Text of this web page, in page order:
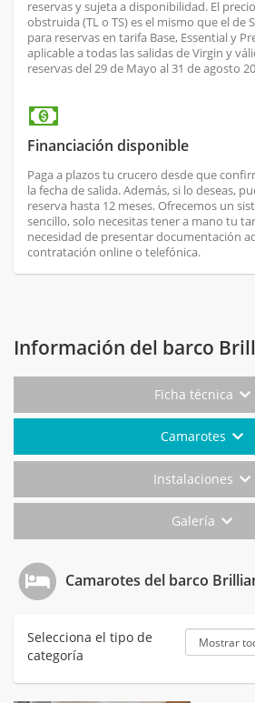
reservas y sujeta a disponibilidad. El
obstruida (TL o TS) es el mismo que el de
para reservas en tarifa Base, Essential y
aplicable a todas las salidas de Virgin y
reservas del 29 de Mayo al 31 de agosto
Financiación disponible
Paga a plazos tu crucero desde que
la fecha de salida. Además, si lo deseas,
reserva hasta 12 meses. Ofrecemos un
sencillo, solo necesitas tener a mano tu
necesidad de presentar documentación
contratación online o telefónica.
Información del barco
Ficha técnica
Camarotes
Instalaciones
Galería
Camarotes del barco
Selecciona el tipo de
categoría